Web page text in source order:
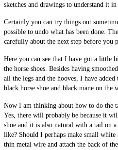
sketches and drawings to understand it
Certainly you can try things out
possible to undo what has been done.
carefully about the next step before you
Here you can see that I have got a little
the horse shoes. Besides having
all the legs and the hooves, I have
black horse shoe and black mane on the
Now I am thinking about how to do the
Yes, there will probably be because it
shoe and it is also natural with a tail on
like? Should I perhaps make small white
thin metal wire and attach the back of